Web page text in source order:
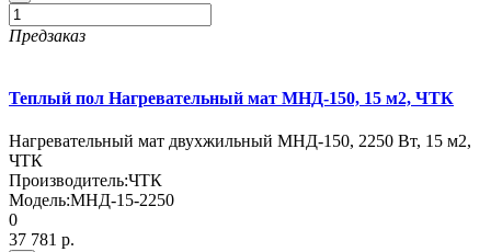
Предзаказ
Теплый пол Нагревательный мат МНД-150, 15 м2, ЧТК
Нагревательный мат двухжильный МНД-150, 2250 Вт, 15 м2,
ЧТК
Производитель:ЧТК
Модель:МНД-15-2250
0
37 781 р.